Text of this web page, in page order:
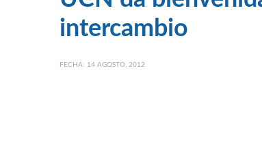
intercambio
FECHA: 14 AGOSTO, 2012